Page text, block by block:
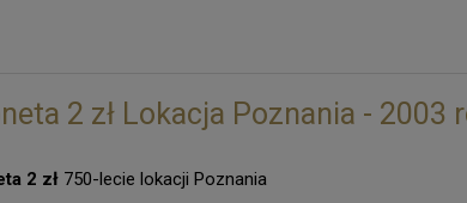
2 zł Lokacja Poznania - 2003
2 zł 750-lecie lokacji Poznania